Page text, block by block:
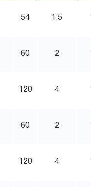
54 1,5
60 2
120 4
60 2
120 4